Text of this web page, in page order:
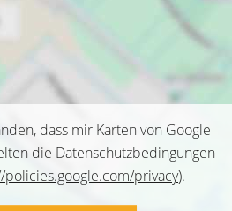
dass mir Karten von Google
die Datenschutzbedingungen
policies.google.com/privacy).